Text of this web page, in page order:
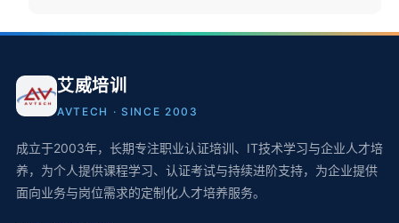
艾威培训
AVTECH · SINCE 2003
成立于2003年，长期专注职业认证培训、IT技术学习与企业人才培
养，为个人提供课程学习、认证考试与持续进阶支持，为企业提供
面向业务与岗位需求的定制化人才培养服务。